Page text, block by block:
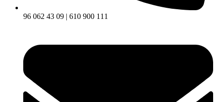
96 062 43 09 | 610 900 111